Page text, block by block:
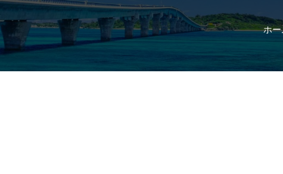
ホー